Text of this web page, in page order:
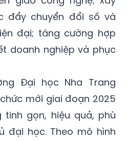
đẩy chuyển đổi số và
đại; tăng cường hợp
doanh nghiệp và phục
Đại học Nha Trang
mới giai đoạn 2025
gọn, hiệu quả, phù
đại học. Theo mô hình